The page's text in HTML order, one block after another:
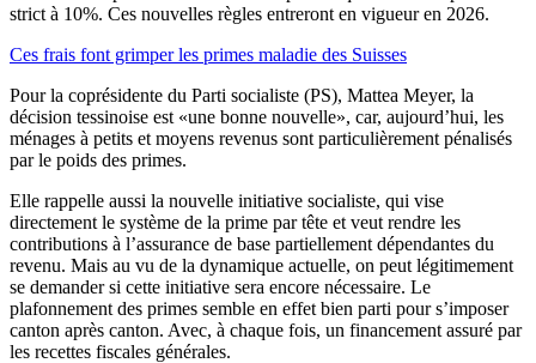
strict à 10%. Ces nouvelles règles entreront en vigueur en 2026.
Ces frais font grimper les primes maladie des Suisses
Pour la coprésidente du Parti socialiste (PS), Mattea Meyer, la
décision tessinoise est «une bonne nouvelle», car, aujourd’hui, les
ménages à petits et moyens revenus sont particulièrement pénalisés
par le poids des primes.
Elle rappelle aussi la nouvelle initiative socialiste, qui vise
directement le système de la prime par tête et veut rendre les
contributions à l’assurance de base partiellement dépendantes du
revenu. Mais au vu de la dynamique actuelle, on peut légitimement
se demander si cette initiative sera encore nécessaire. Le
plafonnement des primes semble en effet bien parti pour s’imposer
canton après canton. Avec, à chaque fois, un financement assuré par
les recettes fiscales générales.